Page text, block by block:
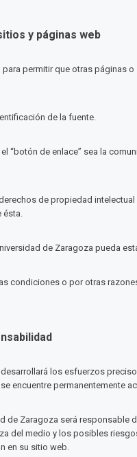
y páginas web
permitir que otras páginas
de la fuente.
“botón de enlace” sea la
de propiedad
ésta.
de Zaragoza pueda
condiciones o por otras
los esfuerzos
encuentre permanentemente
de Zaragoza será
del medio y los posibles
en su sitio web.